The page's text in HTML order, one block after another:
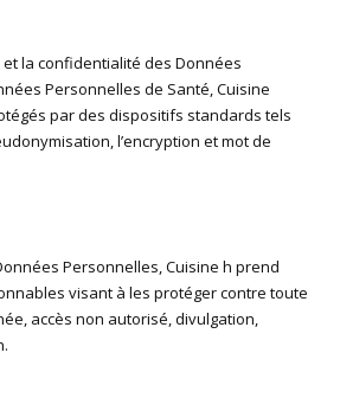
la confidentialité des Données
Personnelles de Santé, Cuisine
par des dispositifs standards tels
l’encryption et mot de
Personnelles, Cuisine h prend
visant à les protéger contre toute
accès non autorisé, divulgation,